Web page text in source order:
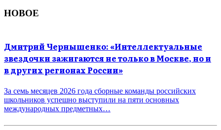
НОВОЕ
Дмитрий Чернышенко: «Интеллектуальные
звездочки зажигаются не только в Москве, но и
в других регионах России»
За семь месяцев 2026 года сборные команды российских
школьников успешно выступили на пяти основных
международных предметных…